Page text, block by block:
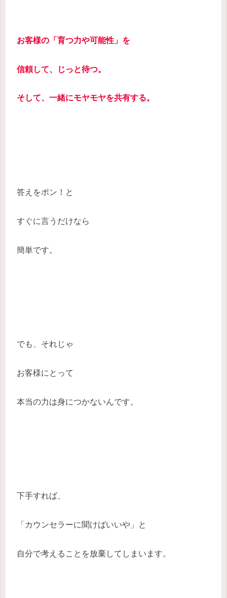
お客様の「育つ力や可能性」を
信頼して、じっと待つ。
そして、一緒にモヤモヤを共有する。
答えをポン！と
すぐに言うだけなら
簡単です。
でも、それじゃ
お客様にとって
本当の力は身につかないんです。
下手すれば、
「カウンセラーに聞けばいいや」と
自分で考えることを放棄してしまいます。